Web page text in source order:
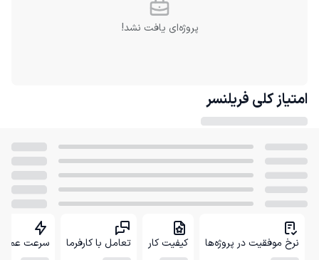
پروژه‌ای یافت نشد!
امتیاز کلی فریلنسر
نرخ موفقیت در پروژه‌ها کیفیت کار تعامل با کارفرما سرعت عمل